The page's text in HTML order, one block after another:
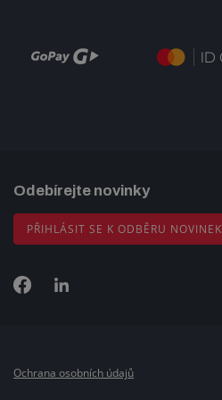
Odebírejte novinky
PŘIHLÁSIT SE K ODBĚRU NOVINEK
Ochrana osobních údajů